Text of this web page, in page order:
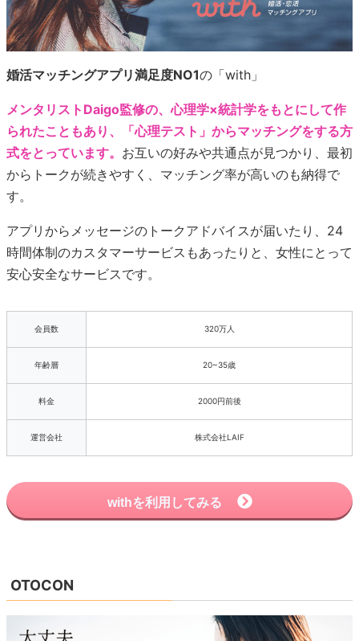
婚活マッチングアプリ満足度NO1の「with」
メンタリストDaigo監修の、心理学×統計学をもとにして作
られたこともあり、「心理テスト」からマッチングをする方
式をとっています。 お互いの好みや共通点が見つかり、最初
からトークが続きやすく、マッチング率が高いのも納得で
す。
アプリからメッセージのトークアドバイスが届いたり、24
時間体制のカスタマーサービスもあったりと、女性にとって
安心安全なサービスです。
会員数 320万人
年齢層 20~35歳
料金 2000円前後
運営会社 株式会社LAIF
withを利用してみる
OTOCON